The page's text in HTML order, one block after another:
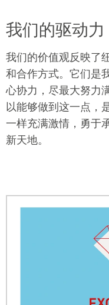
为你的激情所在。
识，因为这对我们所
作，并始终如一地履
热情。他们值得信赖
我们的驱动力
我们的价值观反映了
和合作方式。它们是
心协力，尽最大努力
以能够做到这一点，
一样充满激情，勇于
新天地。